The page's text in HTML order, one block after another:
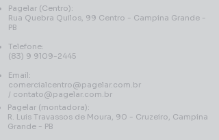
Pagelar (Centro):
Rua Quebra Quilos, 99 Centro - Campina Grande -
PB
Telefone:
(83) 9 9109-2445
Email:
comercialcentro@pagelar.com.br
/ contato@pagelar.com.br
Pagelar (montadora):
R. Luis Travassos de Moura, 90 - Cruzeiro, Campina
Grande - PB